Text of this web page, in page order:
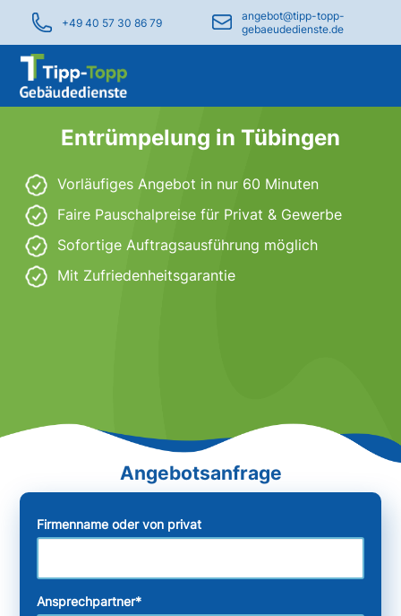
+49 40 57 30 86 79
angebot@tipp-topp-
gebaeudedienste.de
Entrümpelung in Tübingen
Vorläufiges Angebot in nur 60 Minuten
Faire Pauschalpreise für Privat & Gewerbe
Sofortige Auftragsausführung möglich
Mit Zufriedenheitsgarantie
Firmenname oder von privat
Ansprechpartner*